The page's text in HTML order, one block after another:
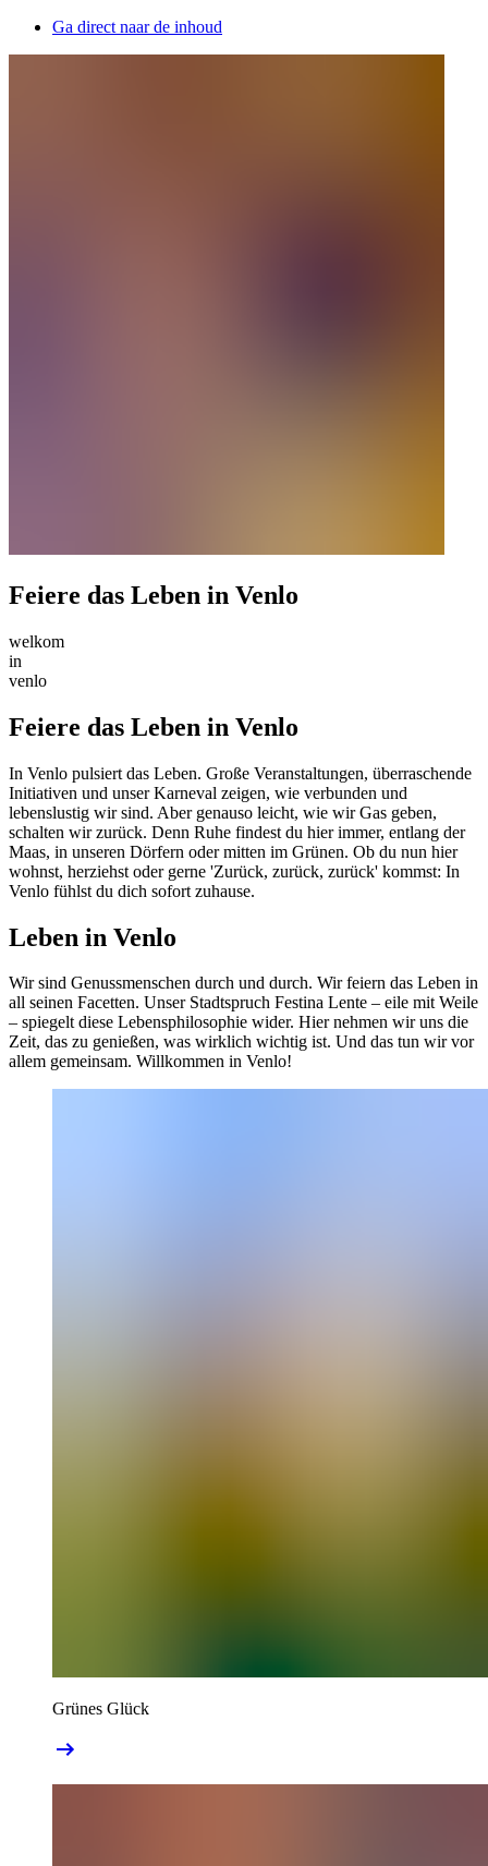
Ga direct naar de inhoud
Feiere das Leben in Venlo
welkom
in
venlo
Feiere das Leben in Venlo
In Venlo pulsiert das Leben. Große Veranstaltungen, überraschende
Initiativen und unser Karneval zeigen, wie verbunden und
lebenslustig wir sind. Aber genauso leicht, wie wir Gas geben,
schalten wir zurück. Denn Ruhe findest du hier immer, entlang der
Maas, in unseren Dörfern oder mitten im Grünen. Ob du nun hier
wohnst, herziehst oder gerne 'Zurück, zurück, zurück' kommst: In
Venlo fühlst du dich sofort zuhause.
Leben in Venlo
Wir sind Genussmenschen durch und durch. Wir feiern das Leben in
all seinen Facetten. Unser Stadtspruch Festina Lente – eile mit Weile
– spiegelt diese Lebensphilosophie wider. Hier nehmen wir uns die
Zeit, das zu genießen, was wirklich wichtig ist. Und das tun wir vor
allem gemeinsam. Willkommen in Venlo!
Grünes Glück